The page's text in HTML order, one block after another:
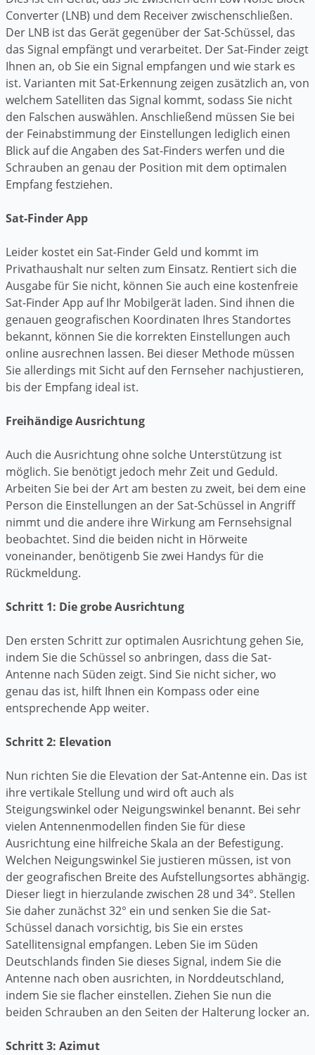
Converter (LNB) und dem Receiver zwischenschließen.
Der LNB ist das Gerät gegenüber der Sat-Schüssel, das
das Signal empfängt und verarbeitet. Der Sat-Finder zeigt
Ihnen an, ob Sie ein Signal empfangen und wie stark es
ist. Varianten mit Sat-Erkennung zeigen zusätzlich an, von
welchem Satelliten das Signal kommt, sodass Sie nicht
den Falschen auswählen. Anschließend müssen Sie bei
der Feinabstimmung der Einstellungen lediglich einen
Blick auf die Angaben des Sat-Finders werfen und die
Schrauben an genau der Position mit dem optimalen
Empfang festziehen.
Sat-Finder App
Leider kostet ein Sat-Finder Geld und kommt im
Privathaushalt nur selten zum Einsatz. Rentiert sich die
Ausgabe für Sie nicht, können Sie auch eine kostenfreie
Sat-Finder App auf Ihr Mobilgerät laden. Sind ihnen die
genauen geografischen Koordinaten Ihres Standortes
bekannt, können Sie die korrekten Einstellungen auch
online ausrechnen lassen. Bei dieser Methode müssen
Sie allerdings mit Sicht auf den Fernseher nachjustieren,
bis der Empfang ideal ist.
Freihändige Ausrichtung
Auch die Ausrichtung ohne solche Unterstützung ist
möglich. Sie benötigt jedoch mehr Zeit und Geduld.
Arbeiten Sie bei der Art am besten zu zweit, bei dem eine
Person die Einstellungen an der Sat-Schüssel in Angriff
nimmt und die andere ihre Wirkung am Fernsehsignal
beobachtet. Sind die beiden nicht in Hörweite
voneinander, benötigenb Sie zwei Handys für die
Rückmeldung.
Schritt 1: Die grobe Ausrichtung
Den ersten Schritt zur optimalen Ausrichtung gehen Sie,
indem Sie die Schüssel so anbringen, dass die Sat-
Antenne nach Süden zeigt. Sind Sie nicht sicher, wo
genau das ist, hilft Ihnen ein Kompass oder eine
entsprechende App weiter.
Schritt 2: Elevation
Nun richten Sie die Elevation der Sat-Antenne ein. Das ist
ihre vertikale Stellung und wird oft auch als
Steigungswinkel oder Neigungswinkel benannt. Bei sehr
vielen Antennenmodellen finden Sie für diese
Ausrichtung eine hilfreiche Skala an der Befestigung.
Welchen Neigungswinkel Sie justieren müssen, ist von
der geografischen Breite des Aufstellungsortes abhängig.
Dieser liegt in hierzulande zwischen 28 und 34°. Stellen
Sie daher zunächst 32° ein und senken Sie die Sat-
Schüssel danach vorsichtig, bis Sie ein erstes
Satellitensignal empfangen. Leben Sie im Süden
Deutschlands finden Sie dieses Signal, indem Sie die
Antenne nach oben ausrichten, in Norddeutschland,
indem Sie sie flacher einstellen. Ziehen Sie nun die
beiden Schrauben an den Seiten der Halterung locker an.
Schritt 3: Azimut